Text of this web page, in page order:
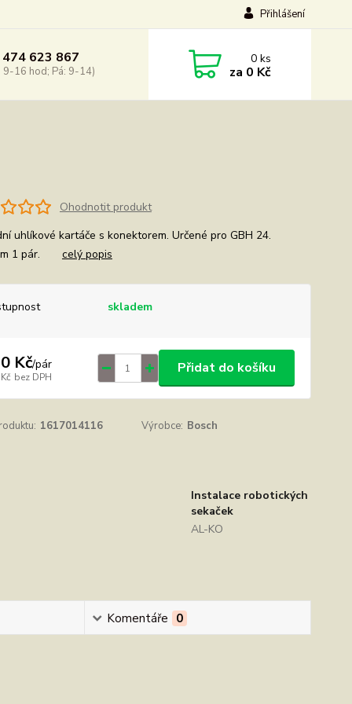
Přihlášení
623 867
9-16 hod; Pá: 9-14)
0ks
za 0 Kč
Ohodnotit produkt
uhlíkové kartáče s konektorem. Určené pro GBH 24.
1 pár. celý popis
skladem
Kč/pár
bez DPH
Přidat do košíku
1617014116 Výrobce: Bosch
Instalace robotických
sekaček
AL-KO
Komentáře 0